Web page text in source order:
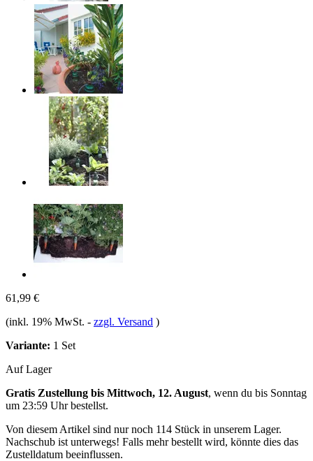
61,99 €
(inkl. 19% MwSt. - zzgl. Versand )
Variante: 1 Set
Auf Lager
Gratis Zustellung bis Mittwoch, 12. August, wenn du bis Sonntag
um 23:59 Uhrbestellst.
Von diesem Artikel sind nur noch 114 Stück in unserem Lager.
Nachschub ist unterwegs! Falls mehr bestellt wird, könnte dies das
Zustelldatum beeinflussen.